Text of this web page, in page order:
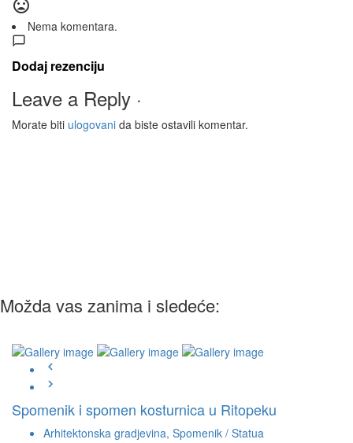
Nema komentara.
Dodaj rezenciju
Leave a Reply ·
Morate biti ulogovani da biste ostavili komentar.
Možda vas zanima i sledeće:
Spomenik i spomen kosturnica u Ritopeku
Arhitektonska gradjevina, Spomenik / Statua